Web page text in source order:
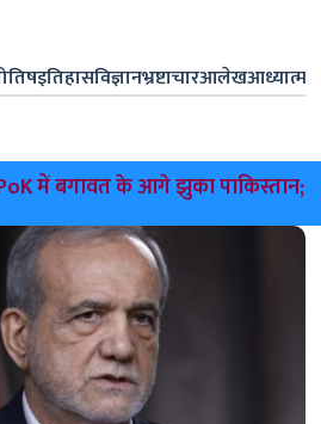
इतिहासविज्ञानभ्रष्टाचारआलेखआध्यात्म
के आगे झुका पाकिस्तान; अमन खान ने